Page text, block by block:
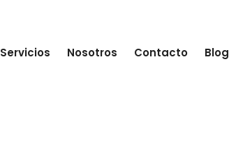
Servicios Nosotros Contacto Blog